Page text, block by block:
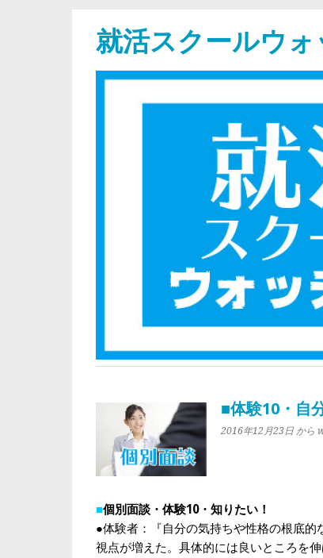
就活スクールウ
■体験10・自
2016年12月23日 から
■個別面談・体験10・知りたい！
●体験者：『自分の気持ちや性格の根底
視点が増えた。具体的には良いところを